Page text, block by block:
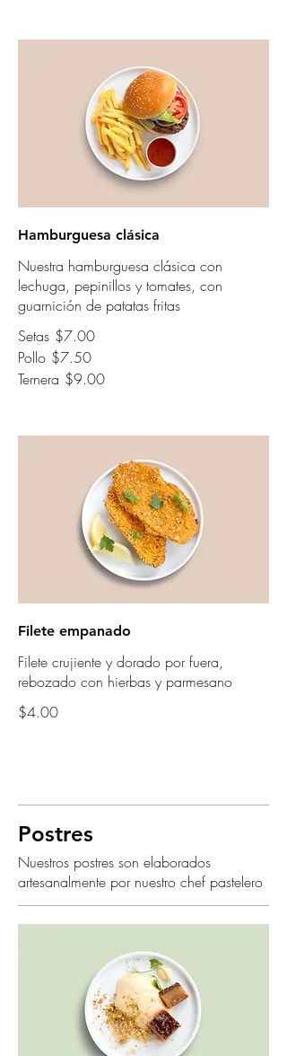
Hamburguesa clásica
Nuestra hamburguesa clásica con
lechuga, pepinillos y tomates, con
guarnición de patatas fritas
Setas $7.00
Pollo $7.50
Ternera $9.00
Filete empanado
Filete crujiente y dorado por fuera,
rebozado con hierbas y parmesano
$4.00
Postres
Nuestros postres son elaborados
artesanalmente por nuestro chef pastelero